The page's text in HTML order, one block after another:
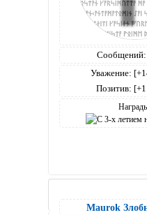
Сообщений:
Уважение:
Позитив:
Maurok